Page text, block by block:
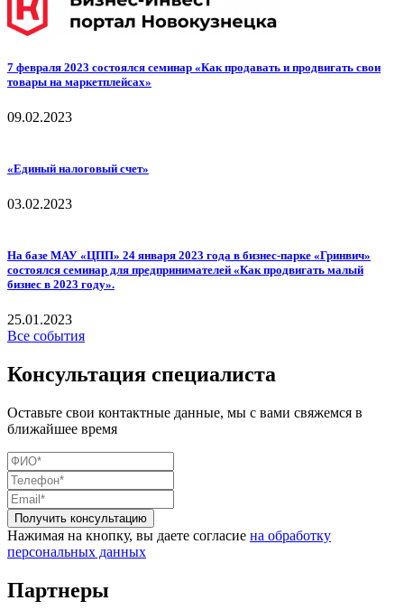
7 февраля 2023 состоялся семинар «Как продавать и продвигать свои
товары на маркетплейсах»
09.02.2023
«Единый налоговый счет»
03.02.2023
На базе МАУ «ЦПП» 24 января 2023 года в бизнес-парке «Гринвич»
состоялся семинар для предпринимателей «Как продвигать малый
бизнес в 2023 году».
25.01.2023
Все события
Консультация специалиста
Оставьте свои контактные данные, мы с вами свяжемся в
ближайшее время
Нажимая на кнопку, вы даете согласие на обработку
персональных данных
Партнеры